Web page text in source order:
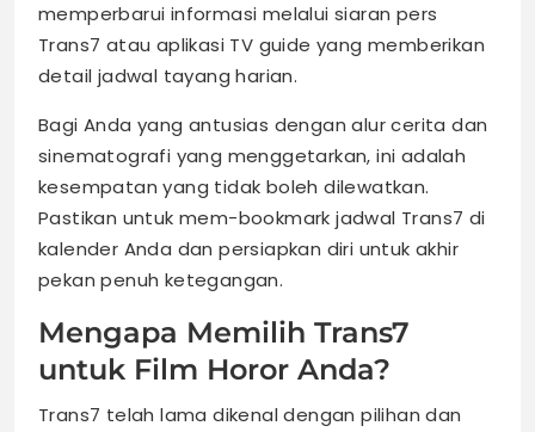
memperbarui informasi melalui siaran pers
Trans7 atau aplikasi TV guide yang memberikan
detail jadwal tayang harian.
Bagi Anda yang antusias dengan alur cerita dan
sinematografi yang menggetarkan, ini adalah
kesempatan yang tidak boleh dilewatkan.
Pastikan untuk mem-bookmark jadwal Trans7 di
kalender Anda dan persiapkan diri untuk akhir
pekan penuh ketegangan.
Mengapa Memilih Trans7
untuk Film Horor Anda?
Trans7 telah lama dikenal dengan pilihan dan